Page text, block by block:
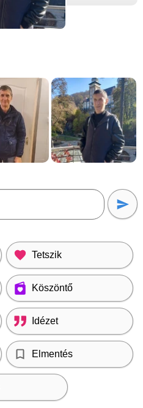
Tetszik
Köszöntő
Idézet
Elmentés